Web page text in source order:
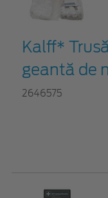
Kalff*
geantă de
2646575